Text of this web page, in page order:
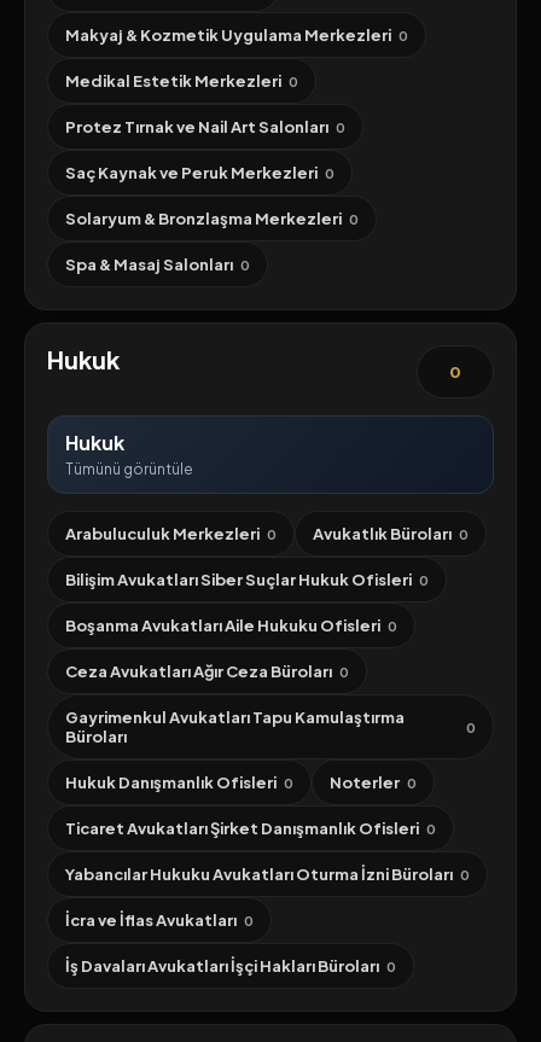
Makyaj & Kozmetik Uygulama Merkezleri 0
Medikal Estetik Merkezleri 0
Protez Tırnak ve Nail Art Salonları 0
Saç Kaynak ve Peruk Merkezleri 0
Solaryum & Bronzlaşma Merkezleri 0
Spa & Masaj Salonları 0
Hukuk 0
Hukuk
Tümünü görüntüle
Arabuluculuk Merkezleri 0 Avukatlık Büroları 0
Bilişim Avukatları Siber Suçlar Hukuk Ofisleri 0
Boşanma Avukatları Aile Hukuku Ofisleri 0
Ceza Avukatları Ağır Ceza Büroları 0
Gayrimenkul Avukatları Tapu Kamulaştırma
Büroları
0
Hukuk Danışmanlık Ofisleri 0 Noterler 0
Ticaret Avukatları Şirket Danışmanlık Ofisleri 0
Yabancılar Hukuku Avukatları Oturma İzni Büroları 0
İcra ve İflas Avukatları 0
İş Davaları Avukatları İşçi Hakları Büroları 0